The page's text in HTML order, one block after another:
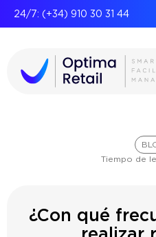
24/7: (+34) 910 30 31 44
Tiempo de
¿Con qué